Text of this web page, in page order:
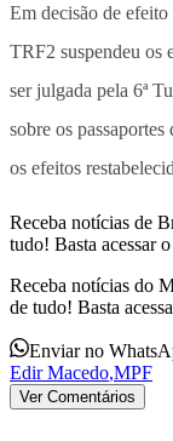
Em decisão de
TRF2 suspendeu os
ser julgada pela 6ª
sobre os
os efeitos
Receba notícias de
tudo! Basta acessar o
Receba notícias do
de tudo! Basta
Enviar no
Edir Macedo,MPF
Ver Comentários